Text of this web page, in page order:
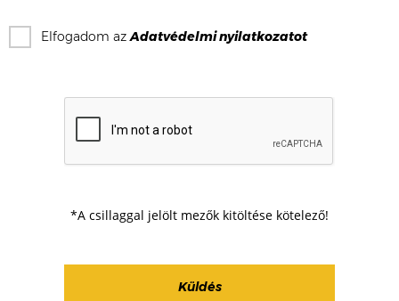
Elfogadom azAdatvédelmi nyilatkozatot
*A csillaggal jelölt mezők kitöltése kötelező!